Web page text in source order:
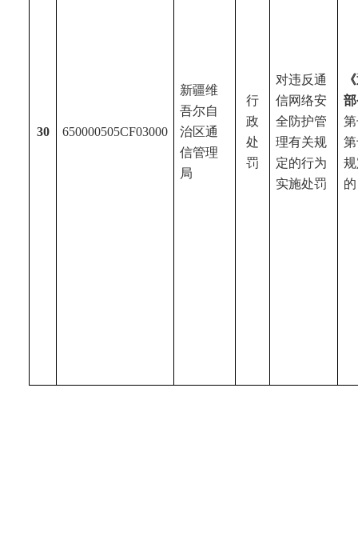
30 650000505CF03000
新疆维
吾尔自
治区通
信管理
局
行
政
处
罚
对违反通
信网络安
全防护管
理有关规
定的行为
实施处罚